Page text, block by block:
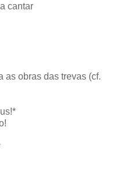
cantar
as obras das trevas (cf.